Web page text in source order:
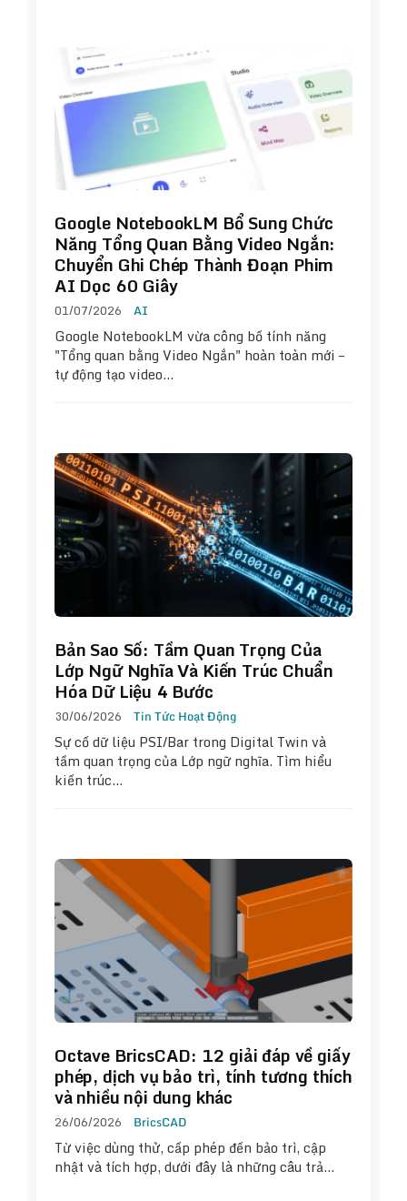
Google NotebookLM Bổ Sung Chức
Năng Tổng Quan Bằng Video Ngắn:
Chuyển Ghi Chép Thành Đoạn Phim
AI Dọc 60 Giây
01/07/2026 AI
Google NotebookLM vừa công bố tính năng
"Tổng quan bằng Video Ngắn" hoàn toàn mới –
tự động tạo video…
Bản Sao Số: Tầm Quan Trọng Của
Lớp Ngữ Nghĩa Và Kiến Trúc Chuẩn
Hóa Dữ Liệu 4 Bước
30/06/2026 Tin Tức Hoạt Động
Sự cố dữ liệu PSI/Bar trong Digital Twin và
tầm quan trọng của Lớp ngữ nghĩa. Tìm hiểu
kiến trúc…
Octave BricsCAD: 12 giải đáp về giấy
phép, dịch vụ bảo trì, tính tương thích
và nhiều nội dung khác
26/06/2026 BricsCAD
Từ việc dùng thử, cấp phép đến bảo trì, cập
nhật và tích hợp, dưới đây là những câu trả…